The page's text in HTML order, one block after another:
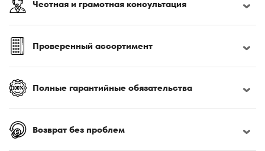
200x200Честная и грамотная консультация
Проверенный ассортимент
Полные гарантийные обязательства
Возврат без проблем